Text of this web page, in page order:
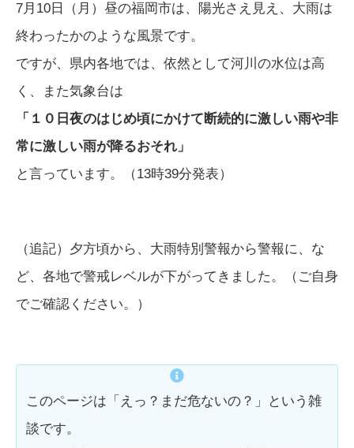
7月10日（月）昼の福岡市は、陽光さえ見え、大雨は
終わったかのような風景です。
ですが、県内各地では、依然として河川の水位は高
く、また気象台は
「１０日夜のはじめ頃にかけて断続的に激しい雨や非
常に激しい雨が降るおそれ」
と言っています。（13時39分発表）
（追記）夕方頃から、大雨特別警報から警報に、な
ど、各地で警戒レベルが下がってきました。（ご自身
でご確認ください。）
このページは「えっ？まだ危ないの？」という雑
談です。